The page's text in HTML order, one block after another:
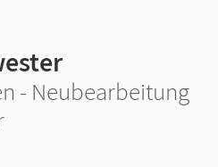
- Neubearbeitung